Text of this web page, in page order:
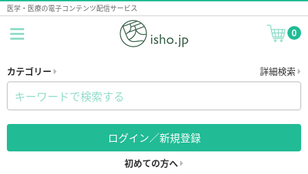
医学・医療の電子コンテンツ配信サービス
0
カテゴリー 詳細検索
ログイン／新規登録
初めての方へ